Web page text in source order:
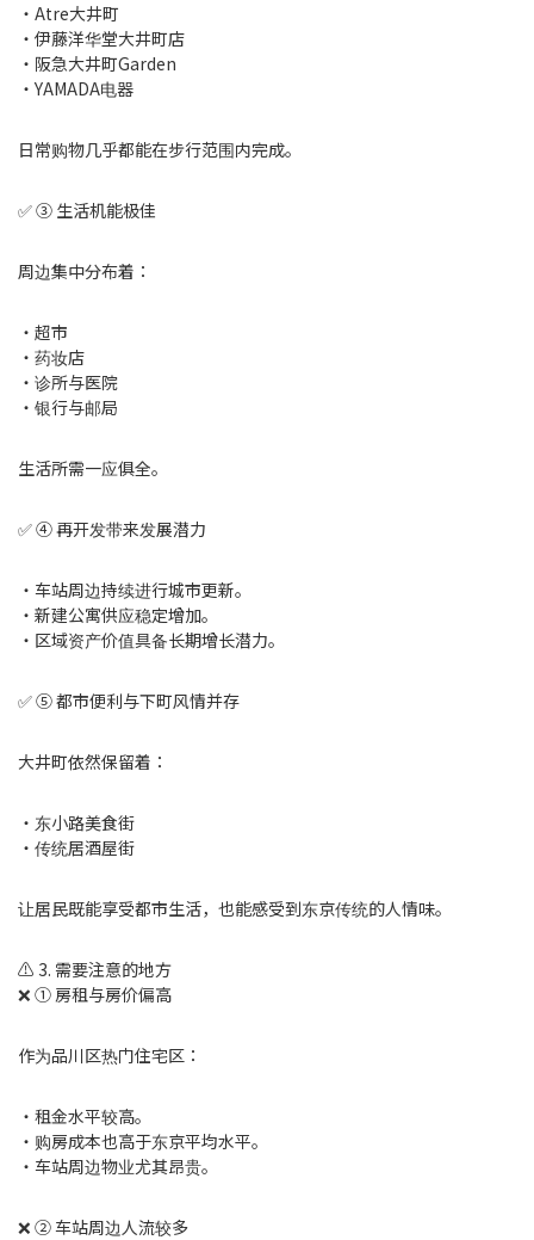
・Atre大井町
・伊藤洋华堂大井町店
・阪急大井町Garden
・YAMADA电器
日常购物几乎都能在步行范围内完成。
✅ ③ 生活机能极佳
周边集中分布着：
・超市
・药妆店
・诊所与医院
・银行与邮局
生活所需一应俱全。
✅ ④ 再开发带来发展潜力
・车站周边持续进行城市更新。
・新建公寓供应稳定增加。
・区域资产价值具备长期增长潜力。
✅ ⑤ 都市便利与下町风情并存
大井町依然保留着：
・东小路美食街
・传统居酒屋街
让居民既能享受都市生活，也能感受到东京传统的人情味。
⚠️ 3. 需要注意的地方
❌ ① 房租与房价偏高
作为品川区热门住宅区：
・租金水平较高。
・购房成本也高于东京平均水平。
・车站周边物业尤其昂贵。
❌ ② 车站周边人流较多